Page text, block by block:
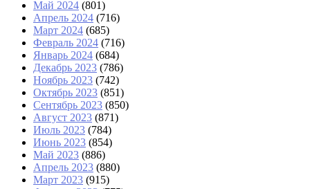
Май 2024 (801)
Апрель 2024 (716)
Март 2024 (685)
Февраль 2024 (716)
Январь 2024 (684)
Декабрь 2023 (786)
Ноябрь 2023 (742)
Октябрь 2023 (851)
Сентябрь 2023 (850)
Август 2023 (871)
Июль 2023 (784)
Июнь 2023 (854)
Май 2023 (886)
Апрель 2023 (880)
Март 2023 (915)